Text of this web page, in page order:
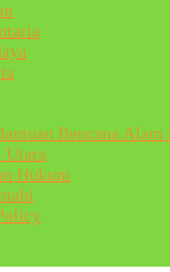
Bencana Alam
Utara
Hukum